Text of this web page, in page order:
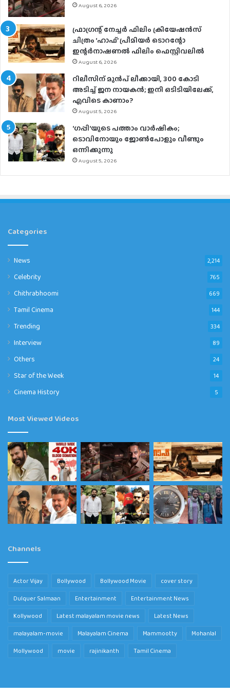
August 6, 2026
ഫ്രാഗ്രന്റ് നേച്ചര്‍ ഫിലിം ക്രിയേഷന്‍സ്
ചിത്രം ‘ഹാഫ്’ പ്രീമിയര്‍ ടൊറന്റോ
ഇന്റര്‍നാഷണല്‍ ഫിലിം ഫെസ്റ്റിവലില്‍
August 6, 2026
റിലീസിന് മുൻപ് ലീക്കായി, 300 കോടി
അടിച്ച് ജന നായകൻ; ഇനി ഒടിടിയിലേക്ക്,
എവിടെ കാണാം?
August 5, 2026
‘ഗപ്പി‘യുടെ പത്താം വാർഷികം;
ടൊവിനോയും ജോൺപോളും വീണ്ടും
ഒന്നിക്കുന്നു
August 5, 2026
Categories
News 2,214
Celebrity 765
Chithrabhoomi 669
Tamil Cinema 144
Trending 334
Interview 89
Others 24
Star of the Week 14
Cinema History 5
Most Viewed Videos
Channels
Actor Vijay Bollywood Bollywood Movie
cover story
Dulquer Salmaan
Entertainment
Entertainment News
Kollywood
Latest malayalam movie news
Latest News
malayalam-movie
Malayalam Cinema Mammootty
Mohanlal
Mollywood
movie rajinikanth Tamil Cinema